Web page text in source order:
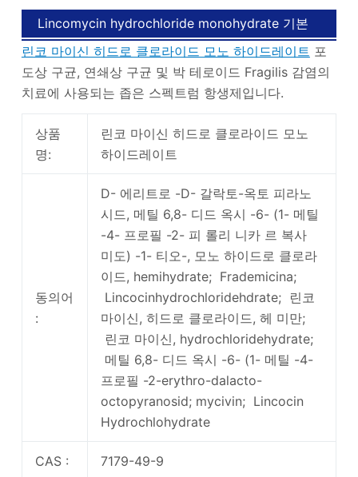
Lincomycin hydrochloride monohydrate 기본
정보
린코 마이신 히드로 클로라이드 모노 하이드레이트 포
도상 구균, 연쇄상 구균 및 박 테로이드 Fragilis 감염의
치료에 사용되는 좁은 스펙트럼 항생제입니다.
상품
명:
린코 마이신 히드로 클로라이드 모노
하이드레이트
동의어
:
D- 에리트로 -D- 갈락토-옥토 피라노
시드, 메틸 6,8- 디드 옥시 -6- (1- 메틸
-4- 프로필 -2- 피 롤리 니카 르 복사
미도) -1- 티오-, 모노 하이드로 클로라
이드, hemihydrate; Frademicina;
Lincocinhydrochloridehdrate; 린코
마이신, 히드로 클로라이드, 헤 미만;
린코 마이신, hydrochloridehydrate;
메틸 6,8- 디드 옥시 -6- (1- 메틸 -4-
프로필 -2-erythro-dalacto-
octopyranosid; mycivin; Lincocin
Hydrochlohydrate
CAS : 7179-49-9